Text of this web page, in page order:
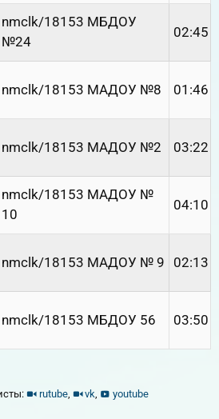
nmclk/18153 МБДОУ
№24
02:45
nmclk/18153 МАДОУ №8 01:46
nmclk/18153 МАДОУ №2 03:22
nmclk/18153 МАДОУ №
10
04:10
nmclk/18153 МАДОУ № 9 02:13
nmclk/18153 МБДОУ 56 03:50
rutube, vk youtube